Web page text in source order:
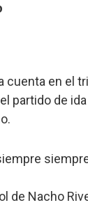
cuenta en el
partido de
de Nacho